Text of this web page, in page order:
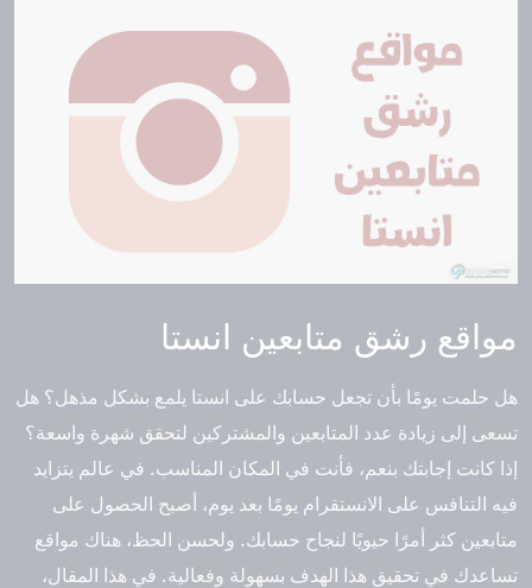
مواقع رشق متابعين انستا
هل حلمت يومًا بأن تجعل حسابك على انستا يلمع بشكل مذهل؟ هل
تسعى إلى زيادة عدد المتابعين والمشتركين لتحقق شهرة واسعة؟
إذا كانت إجابتك بنعم، فأنت في المكان المناسب. في عالم يتزايد
فيه التنافس على الانستقرام يومًا بعد يوم، أصبح الحصول على
متابعين كثر أمرًا حيويًا لنجاح حسابك. ولحسن الحظ، هناك مواقع
تساعدك في تحقيق هذا الهدف بسهولة وفعالية. في هذا المقال،